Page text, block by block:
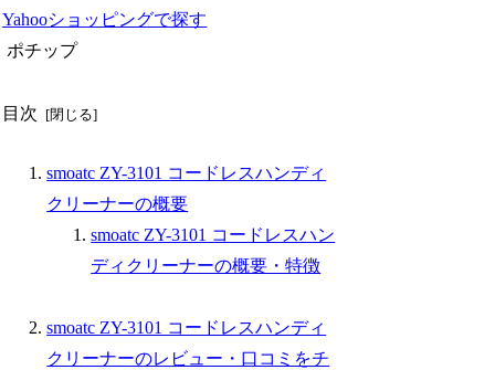
Yahooショッピングで探す
ポチップ
目次
smoatc ZY-3101 コードレスハンディ
クリーナーの概要
smoatc ZY-3101 コードレスハン
ディクリーナーの概要・特徴
smoatc ZY-3101 コードレスハンディ
クリーナーのレビュー・口コミをチ